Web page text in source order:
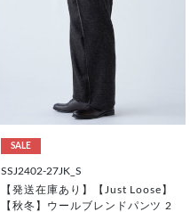
SALE
SSJ2402-27JK_S
【発送在庫あり】【Just Loose】
【秋冬】ウールブレンドパンツ 2